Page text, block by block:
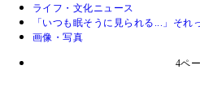
ライフ・文化ニュース
「いつも眠そうに見られる...」そ
画像・写真
4ペ